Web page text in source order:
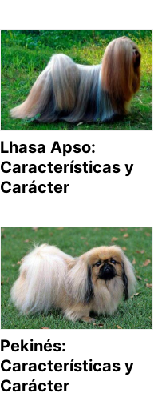
Lhasa Apso:
Características y
Carácter
Pekinés:
Características y
Carácter